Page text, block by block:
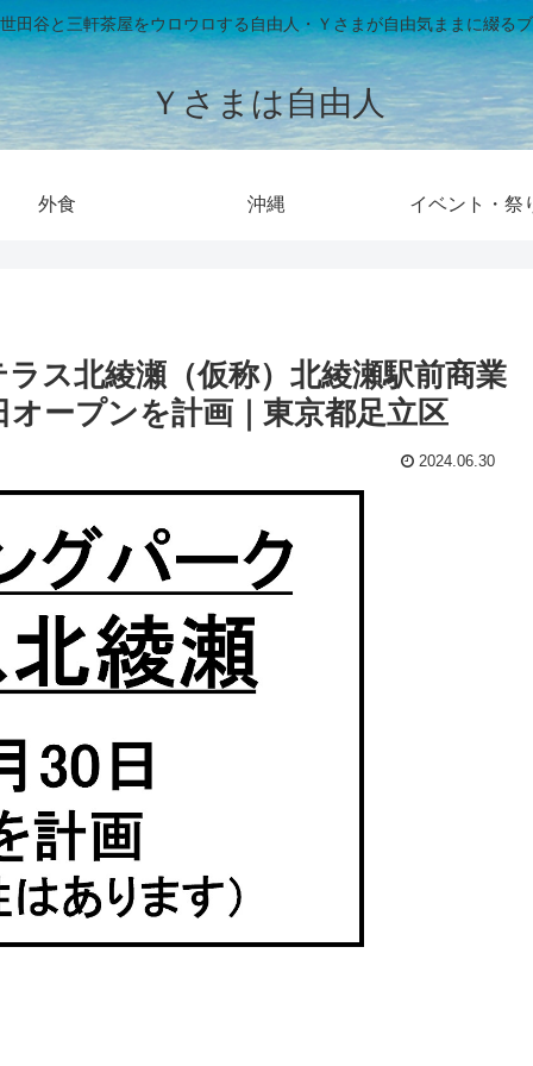
田谷と三軒茶屋をウロウロする自由人・Ｙさまが自由気ままに綴るブ
Ｙさまは自由人
外食 沖縄 イベント・祭
ス北綾瀬（仮称）北綾瀬駅前商業
ープンを計画｜東京都足立区
2024.06.30